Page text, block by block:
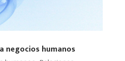
negocios humanos